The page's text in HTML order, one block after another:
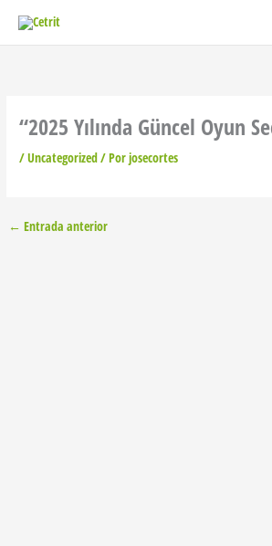
contenido
“2025 Yılında Güncel Oyun
/Uncategorized/ Porjosecortes
← Entrada anterior